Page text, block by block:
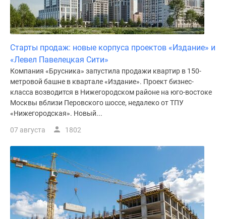
Старты продаж: новые корпуса проектов «Издание» и
«Левел Павелецкая Сити»
Компания «Брусника» запустила продажи квартир в 150-
метровой башне в квартале «Издание». Проект бизнес-
класса возводится в Нижегородском районе на юго-востоке
Москвы вблизи Перовского шоссе, недалеко от ТПУ
«Нижегородская». Новый...
07 августа 1802